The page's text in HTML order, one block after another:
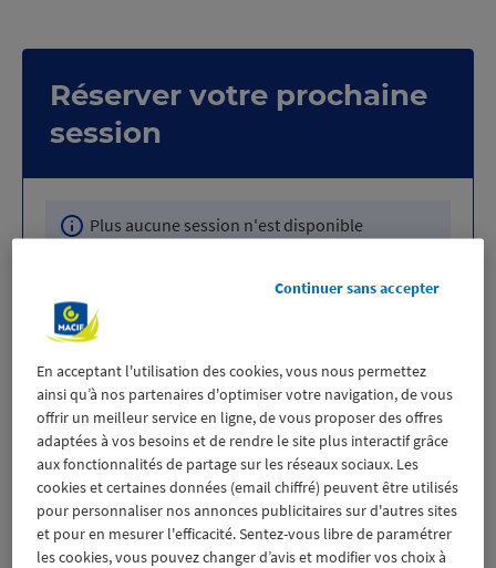
Réserver votre prochaine
session
Plus aucune session n'est disponible
Chercher une autre formation
Tarifs affichés en TTC. Hors frais annexes : Licence passeport voile
14,50€+5 €de frais de gestion de licence, l’adhésion MCV35€et
l’assurance annulation (facultative)10 €.
Éligibilité de la formation
En acceptant l'utilisation des cookies, vous nous permettez
ainsi qu’à nos partenaires d'optimiser votre navigation, de vous
offrir un meilleur service en ligne, de vous proposer des offres
adaptées à vos besoins et de rendre le site plus interactif grâce
aux fonctionnalités de partage sur les réseaux sociaux. Les
cookies et certaines données (email chiffré) peuvent être utilisés
pour personnaliser nos annonces publicitaires sur d'autres sites
et pour en mesurer l'efficacité. Sentez-vous libre de paramétrer
les cookies, vous pouvez changer d’avis et modifier vos choix à
Continuer sans accepter